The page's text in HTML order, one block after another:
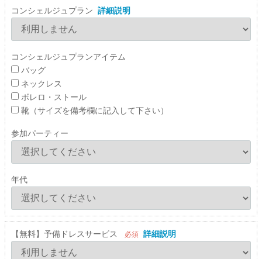
コンシェルジュプラン 詳細説明
コンシェルジュプランアイテム
バッグ
ネックレス
ボレロ・ストール
靴（サイズを備考欄に記入して下さい）
参加パーティー
年代
【無料】予備ドレスサービス 必須 詳細説明